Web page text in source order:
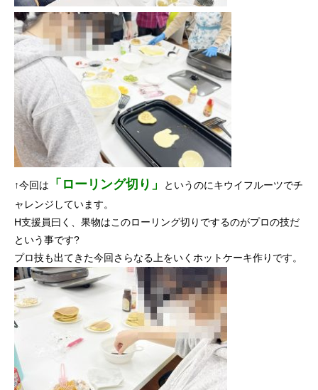
↑今回は 「ローリング切り」
というのにキウイフルーツでチ
ャレンジしています。
H支援員曰く、果物はこのローリング切りでするのがプロの技だ
という事です?
プロ技も出てきた今回さらなる上をいくホットケーキ作りです。